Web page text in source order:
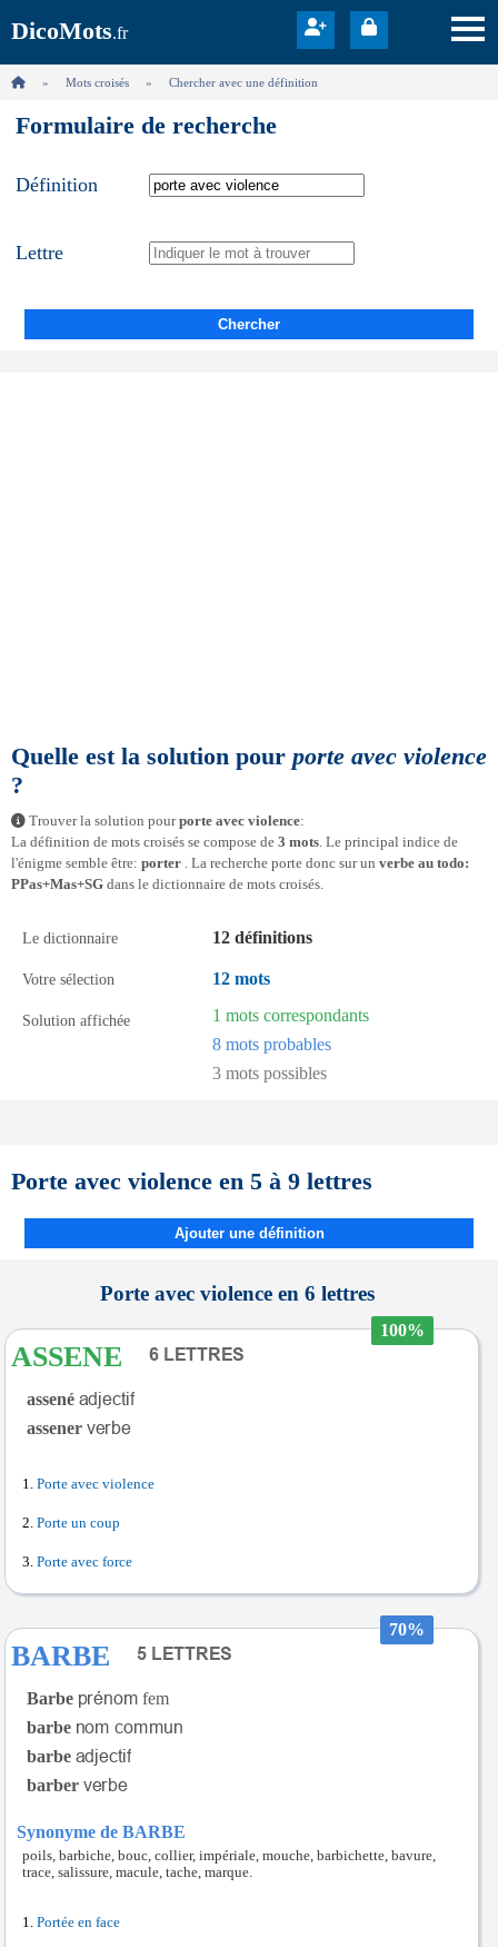
DicoMots.fr
Mots croisés Chercher avec une définition
Formulaire de recherche
Définition
Lettre
Chercher
Quelle est la solution pour porte avec violence
?
Trouver la solution pourporte avec violence:
La définition de mots croisés se compose de 3 mots. Le principal indice de
l'énigme semble être: porter . La recherche porte donc sur un verbe au todo:
PPas+Mas+SG dans le dictionnaire de mots croisés.
Le dictionnaire 12 définitions
Votre sélection 12 mots
Solution affichée
1 mots correspondants
8 mots probables
3 mots possibles
Porte avec violence en 5 à 9 lettres
Ajouter une définition
Porte avec violence en 6 lettres
100%
ASSENE
assené
assener
Porte avec violence
Porte un coup
Porte avec force
70%
BARBE
Barbe
fem
barbe
barbe
barber
Synonyme de BARBE
poils, barbiche, bouc, collier, impériale, mouche, barbichette, bavure,
trace, salissure, macule, tache, marque.
Portée en face